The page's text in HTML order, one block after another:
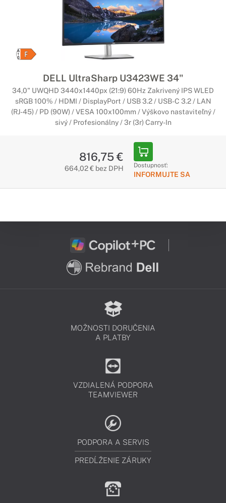
DELL UltraSharp U3423WE 34"
34,0" UWQHD 3440x1440px (21:9) 60Hz Zakrivený IPS WLED
sRGB 100% / HDMI / DisplayPort / USB 3.2 / USB-C 3.2 / LAN
(RJ-45) / PD (90W) / VESA 100x100mm / Výškovo nastaviteľný /
sivý / Profesionálny / 3r (3r) Carry-In
816,75 €
664,02 € bez DPH Dostupnosť:
INFORMUJTE SA
MOŽNOSTI DORUČENIA
A PLATBY
VZDIALENÁ PODPORA
TEAMVIEWER
PODPORA A SERVIS
PREDĹŽENIE ZÁRUKY